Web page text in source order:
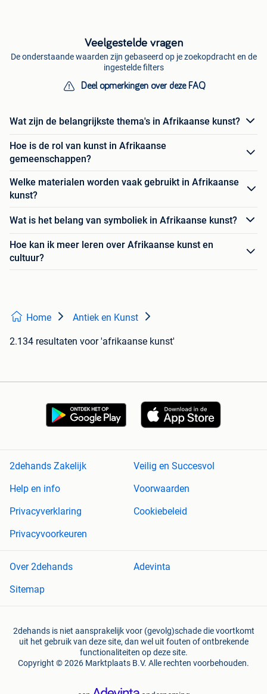
Veelgestelde vragen
De onderstaande waarden zijn gebaseerd op je zoekopdracht en de
ingestelde filters
Deel opmerkingen over deze FAQ
Wat zijn de belangrijkste thema's in Afrikaanse kunst?
Hoe is de rol van kunst in Afrikaanse
gemeenschappen?
Welke materialen worden vaak gebruikt in Afrikaanse
kunst?
Wat is het belang van symboliek in Afrikaanse kunst?
Hoe kan ik meer leren over Afrikaanse kunst en
cultuur?
Home Antiek en Kunst
2.134 resultaten voor 'afrikaanse kunst'
2dehands Zakelijk
Veilig en Succesvol
Help en info
Voorwaarden
Privacyverklaring
Cookiebeleid
Privacyvoorkeuren
Over 2dehands
Adevinta
Sitemap
2dehands is niet aansprakelijk voor (gevolg)schade die voortkomt
uit het gebruik van deze site, dan wel uit fouten of ontbrekende
functionaliteiten op deze site.
Copyright © 2026 Marktplaats B.V. Alle rechten voorbehouden.